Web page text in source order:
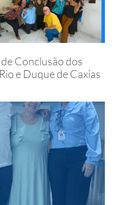
Conclusão dos
e Duque de Caxias